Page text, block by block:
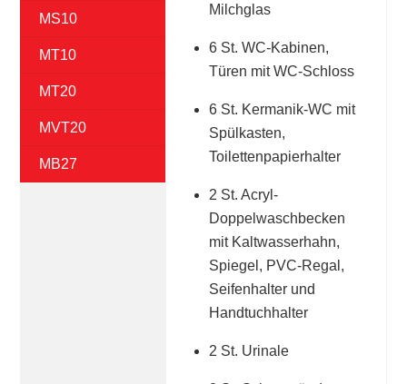
MS10
MT10
MT20
MVT20
MB27
Milchglas
6 St. WC-Kabinen,
Türen mit WC-Schloss
6 St. Kermanik-WC mit
Spülkasten,
Toilettenpapierhalter
2 St. Acryl-
Doppelwaschbecken
mit Kaltwasserhahn,
Spiegel, PVC-Regal,
Seifenhalter und
Handtuchhalter
2 St. Urinale